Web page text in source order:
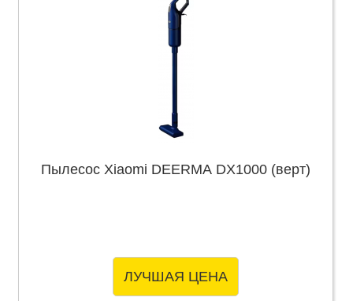
Пылесос Xiaomi DEERMA DX1000 (верт)
ЛУЧШАЯ ЦЕНА